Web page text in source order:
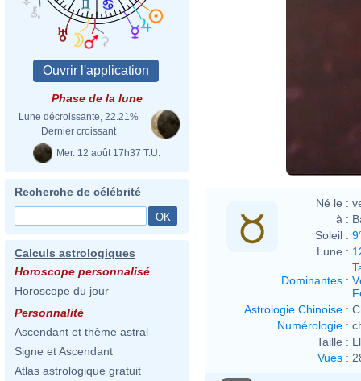
Phase de la lune
Lune décroissante, 22.21%
Dernier croissant
Mer. 12 août 17h37 T.U.
Recherche de célébrité
Calculs astrologiques
Horoscope personnalisé
Horoscope du jour
Personnalité
Ascendant et thème astral
Signe et Ascendant
Atlas astrologique gratuit
Né le :
à :
Soleil :
Lune :
Dominantes :
Astrologie Chinoise :
Numérologie :
Taille :
Vues :